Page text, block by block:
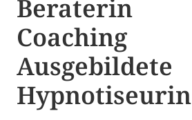
Beraterin
Coaching
Ausgebildete​ ​
Hypnotiseurin